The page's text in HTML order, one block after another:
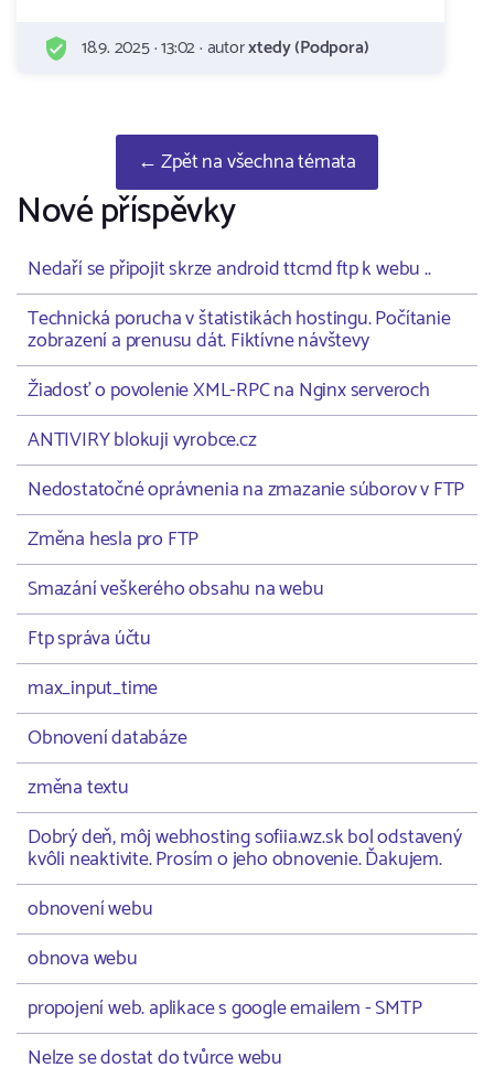
18.9. 2025 · 13:02 · autorxtedy (Podpora)
← Zpět na všechna témata
Nové příspěvky
Nedaří se připojit skrze android ttcmd ftp k webu ..
Technická porucha v štatistikách hostingu. Počítanie
zobrazení a prenusu dát. Fiktívne návštevy
Žiadosť o povolenie XML-RPC na Nginx serveroch
ANTIVIRY blokuji vyrobce.cz
Nedostatočné oprávnenia na zmazanie súborov v FTP
Změna hesla pro FTP
Smazání veškerého obsahu na webu
Ftp správa účtu
max_input_time
Obnovení databáze
změna textu
Dobrý deň, môj webhosting sofiia.wz.sk bol odstavený
kvôli neaktivite. Prosím o jeho obnovenie. Ďakujem.
obnovení webu
obnova webu
propojení web. aplikace s google emailem - SMTP
Nelze se dostat do tvůrce webu